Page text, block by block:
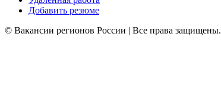
Добавить резюме
© Вакансии регионов России | Все права защищены.